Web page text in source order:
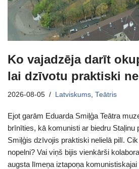
Ko vajadzēja darīt
lai dzīvotu praktiski
2026-08-05 Latviskums Teātris
Ejot garām Eduarda Smiļģa Teātra
brīnīties, kā komunisti ar biedru Staļinu
Smiļģis dzīvojis praktiski nelielā pilī.
nopelni? Vai viņš bijis vienkārši
augsta līmeņa iztapoņa